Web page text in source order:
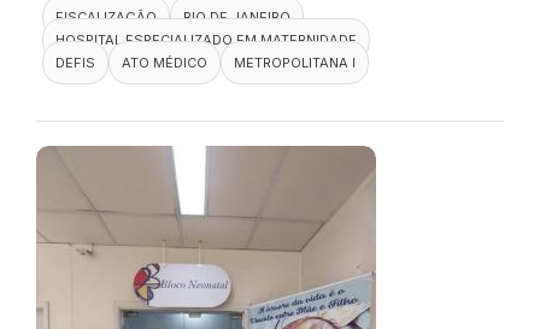
FISCALIZAÇÃO
RIO DE JANEIRO
HOSPITAL ESPECIALIZADO EM MATERNIDADE
DEFIS
ATO MÉDICO METROPOLITANA I